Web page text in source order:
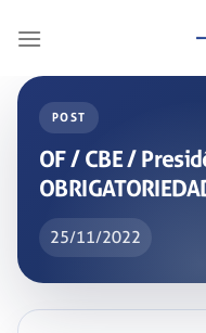
POST
OF / CBE /
25/11/2022